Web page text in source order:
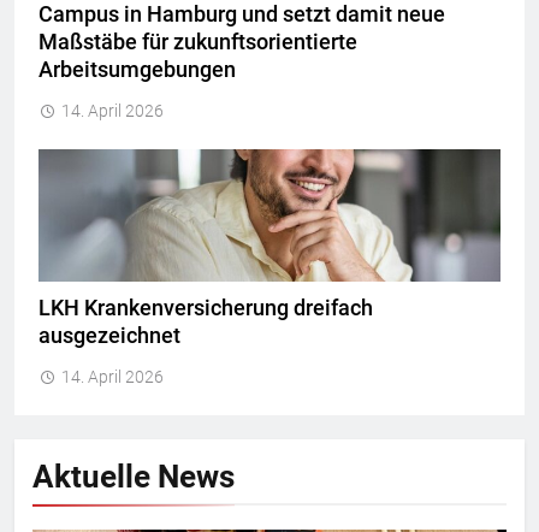
Campus in Hamburg und setzt damit neue
Maßstäbe für zukunftsorientierte
Arbeitsumgebungen
14. April 2026
LKH Krankenversicherung dreifach
ausgezeichnet
14. April 2026
Aktuelle News